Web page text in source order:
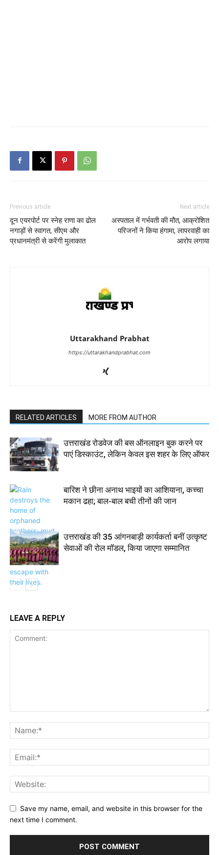
Previous article
दून एयरपोर्ट पर स्नेह राणा का ढोल
नगाड़ों से स्वागत, सीएम और
प्रधानमंत्री से करेंगी मुलाकात
Next article
अस्पताल में गर्भवती की मौत, आक्रोशित
परिजनों ने किया हंगामा, लापरवाही का
आरोप लगाया
Uttarakhand Prabhat
https://uttarakhandprabhat.com
RELATED ARTICLES MORE FROM AUTHOR
उत्तराखंड रोडवेज की बस ऑनलाइन बुक करने पर
पाएं डिस्काउंट, लेकिन केवल इस शहर के लिए ऑफर
बारिश ने छीना अनाथ भाइयों का आशियाना, कच्चा
मकान ढहा; बाल-बाल बची तीनों की जान
उत्तराखंड की 35 आंगनबाड़ी कार्यकर्ता बनीं उत्कृष्ट
सेवाओं की रोल मॉडल, किया जाएगा सम्मानित
LEAVE A REPLY
Save my name, email, and website in this browser for the
next time I comment.